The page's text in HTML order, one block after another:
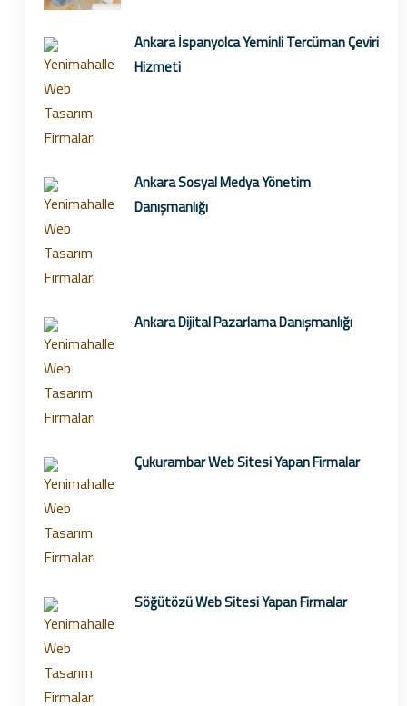
Ankara İspanyolca Yeminli Tercüman Çeviri
Hizmeti
Ankara Sosyal Medya Yönetim
Danışmanlığı
Ankara Dijital Pazarlama Danışmanlığı
Çukurambar Web Sitesi Yapan Firmalar
Söğütözü Web Sitesi Yapan Firmalar